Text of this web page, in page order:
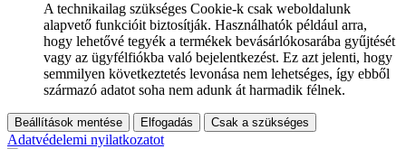
A technikailag szükséges Cookie-k csak weboldalunk
alapvető funkcióit biztosítják. Használhatók például arra,
hogy lehetővé tegyék a termékek bevásárlókosarába gyűjtését
vagy az ügyfélfiókba való bejelentkezést. Ez azt jelenti, hogy
semmilyen következtetés levonása nem lehetséges, így ebből
származó adatot soha nem adunk át harmadik félnek.
Beállítások mentése Elfogadás Csak a szükséges
Adatvédelemi nyilatkozatot